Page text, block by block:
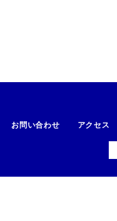
お問い合わせ アクセス